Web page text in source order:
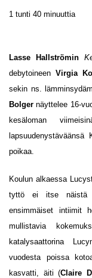
1 tunti 40 minuuttia
Lasse Hallströmin
debytoineen Virgia
sekin ns.
Bolger näyttelee 16-
kesäloman
lapsuudenystäväänsä
poikaa.
Koulun alkaessa
tyttö ei itse näistä
ensimmäiset intiimit
mullistavia
katalysaattorina
vuodesta poissa
kasvatti, äiti (Claire